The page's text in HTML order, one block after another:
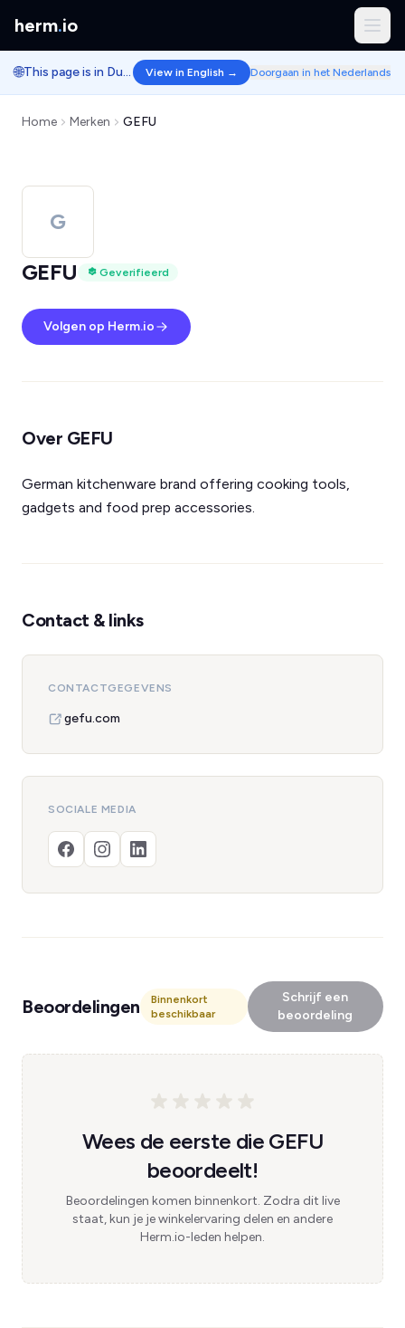
herm.io
🌐 This page is in Dutch. View in English → Doorgaan in het Nederlands
Home Merken GEFU
G
GEFU
Geverifieerd
Volgen op Herm.io
Over GEFU
German kitchenware brand offering cooking tools,
gadgets and food prep accessories.
Contact & links
CONTACTGEGEVENS
gefu.com
SOCIALE MEDIA
Beoordelingen
Binnenkort
beschikbaar
Schrijf een
beoordeling
Wees de eerste die GEFU
beoordeelt!
Beoordelingen komen binnenkort. Zodra dit live
staat, kun je je winkelervaring delen en andere
Herm.io-leden helpen.